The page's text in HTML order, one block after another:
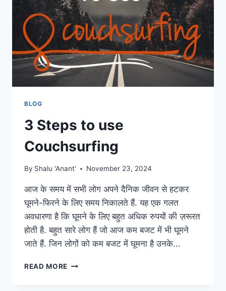
BLOG
3 Steps to use
Couchsurfing
By Shalu 'Anant' November 23, 2024
आज के समय में सभी लोग अपने दैनिक जीवन से हटकर
घूमने-फिरने के लिए समय निकालते हैं. यह एक गलत
अवधारणा है कि घूमने के लिए बहुत अधिक रुपयों की ज़रूरत
होती है. बहुत सारे लोग हैं जो आज कम बजट में भी घूमने
जाते हैं. जिन लोगों को कम बजट में घूमना है उनके…
READ MORE